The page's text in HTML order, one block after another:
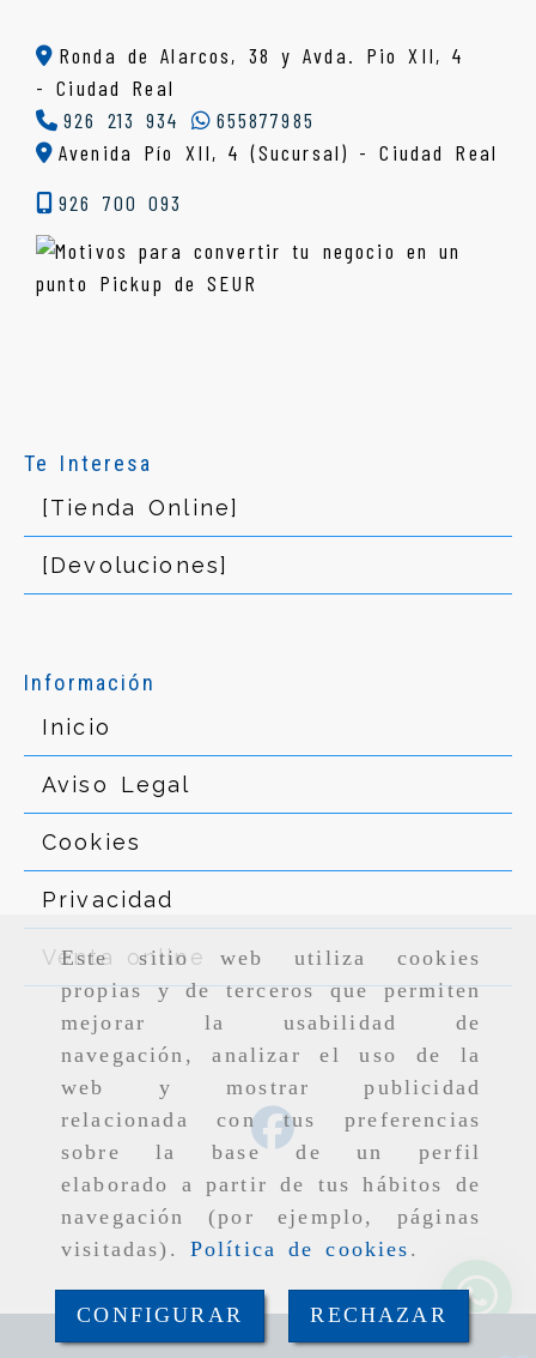
Este sitio web utiliza cookies
propias y de terceros que permiten
mejorar la usabilidad de
navegación, analizar el uso de la
web y mostrar publicidad
relacionada con tus preferencias
sobre la base de un perfil
elaborado a partir de tus hábitos de
navegación (por ejemplo, páginas
visitadas). Política de cookies .
CONFIGURAR RECHAZAR
Ronda de Alarcos, 38 y Avda. Pio XII, 4
-Ciudad Real
926 213 934
655877985
Avenida Pío XII, 4 (Sucursal) - Ciudad Real
926 700 093
Te Interesa
[Tienda Online]
[Devoluciones]
Información
Inicio
Aviso Legal
Cookies
Privacidad
Venta online